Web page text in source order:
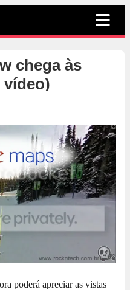
chega às
poderá apreciar as vistas